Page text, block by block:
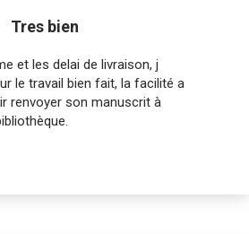
Tres bien
et les delai de livraison, j
le travail bien fait, la facilité a
renvoyer son manuscrit à